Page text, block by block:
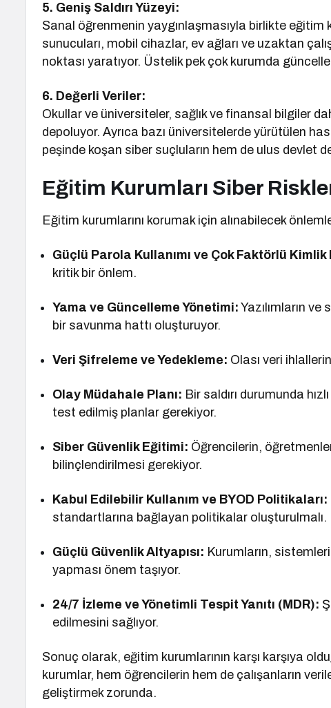
5. Geniş Saldırı Yüzeyi:
Sanal öğrenmenin yaygınlaşmasıyla birlikte eğitim
sunucuları, mobil cihazlar, ev ağları ve uzaktan
noktası yaratıyor. Üstelik pek çok kurumda
6. Değerli Veriler:
Okullar ve üniversiteler, sağlık ve finansal bilgiler
depoluyor. Ayrıca bazı üniversitelerde yürütülen
peşinde koşan siber suçluların hem de ulus devlet
Eğitim Kurumları Siber
Eğitim kurumlarını korumak için alınabilecek
Güçlü Parola Kullanımı ve Çok Faktörlü
kritik bir önlem.
Yama ve Güncelleme Yönetimi: Yazılımların
bir savunma hattı oluşturuyor.
Veri Şifreleme ve Yedekleme: Olası veri
Olay Müdahale Planı: Bir saldırı durumunda
test edilmiş planlar gerekiyor.
Siber Güvenlik Eğitimi: Öğrencilerin,
bilinçlendirilmesi gerekiyor.
Kabul Edilebilir Kullanım ve BYOD Politikaları:
standartlarına bağlayan politikalar oluşturulmalı.
Güçlü Güvenlik Altyapısı: Kurumların,
yapması önem taşıyor.
24/7 İzleme ve Yönetimli Tespit Yanıtı (MDR):
edilmesini sağlıyor.
Sonuç olarak, eğitim kurumlarının karşı karşıya
kurumlar, hem öğrencilerin hem de çalışanların
geliştirmek zorunda.